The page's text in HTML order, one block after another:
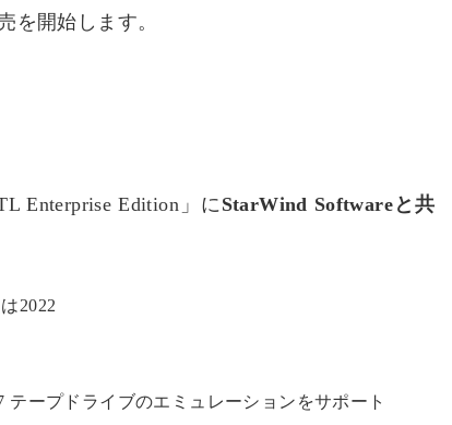
を開始します。
Enterprise Edition」に StarWind Softwareと共
2022
ープドライブのエミュレーションをサポート